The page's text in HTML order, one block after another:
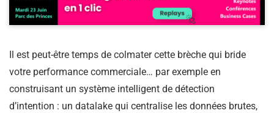
Il est peut-être temps de colmater cette brèche qui bride
votre performance commerciale… par exemple en
construisant un système intelligent de détection
d’intention : un datalake qui centralise les données brutes,